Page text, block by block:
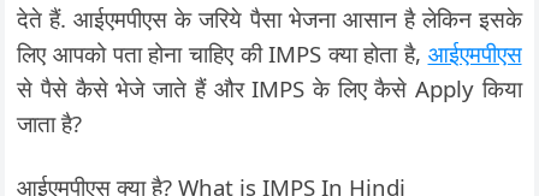
देते हैं. आईएमपीएस के जरिये पैसा भेजना आसान है लेकिन इसके
लिए आपको पता होना चाहिए की IMPS क्या होता है, आईएमपीएस
से पैसे कैसे भेजे जाते हैं और IMPS के लिए कैसे Apply किया
जाता है?
आईएमपीएस क्या है? What is IMPS In Hindi